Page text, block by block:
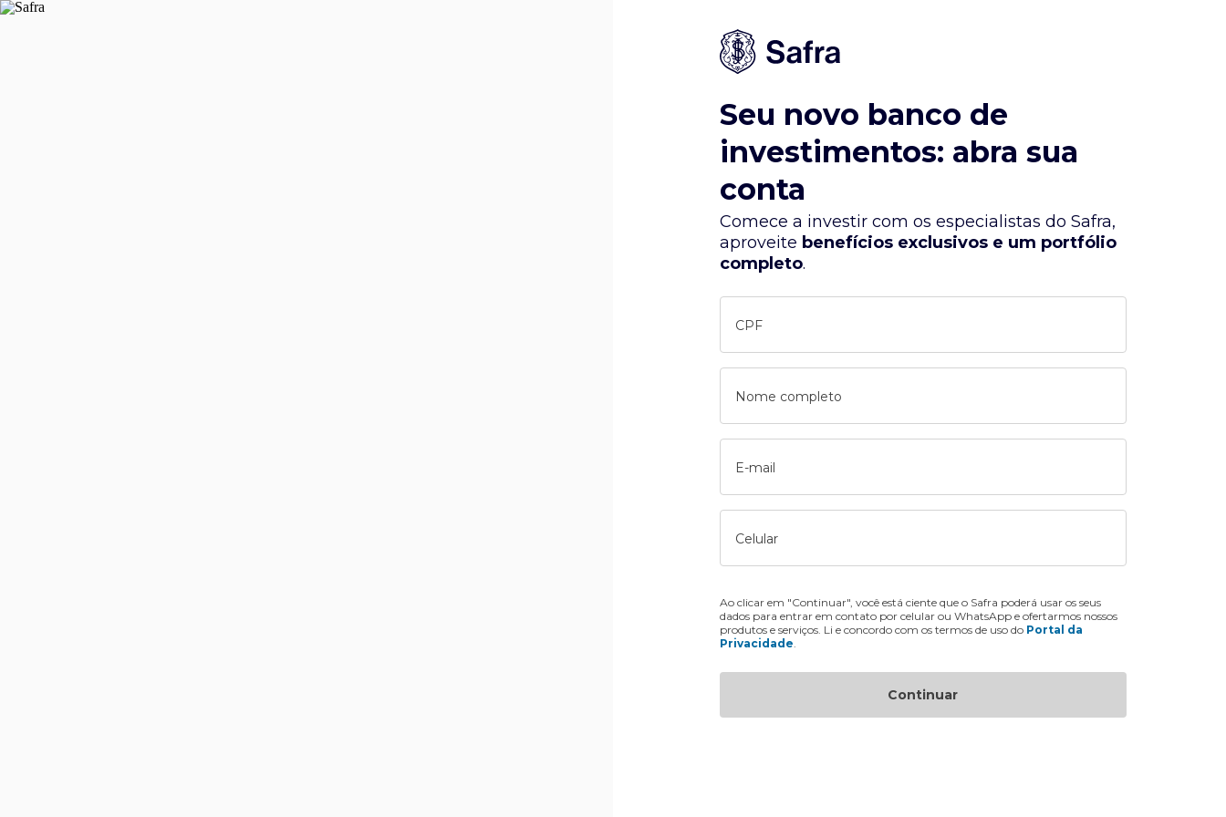
Seu novo banco de
investimentos: abra sua
conta
Comece a investir com os especialistas do Safra,
aproveite benefícios exclusivos e um portfólio
completo.
CPF
Nome completo
E-mail
Celular
Ao clicar em "Continuar", você está ciente que o Safra poderá usar os seus
dados para entrar em contato por celular ou WhatsApp e ofertarmos nossos
produtos e serviços. Li e concordo com os termos de uso do Portal da
Privacidade
Continuar